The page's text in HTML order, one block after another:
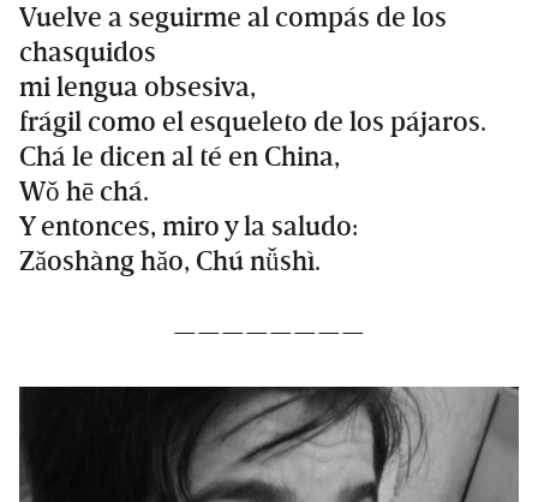
Vuelve a seguirme al compás de los
chasquidos
mi lengua obsesiva,
frágil como el esqueleto de los pájaros.
Chá le dicen al té en China,
Wǒ hē chá.
Y entonces, miro y la saludo:
Zǎoshàng hǎo, Chú nǚshì.
————————